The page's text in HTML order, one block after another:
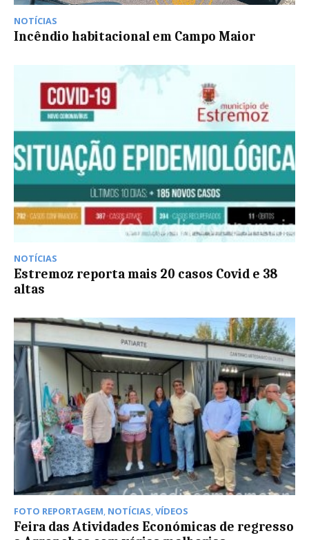
NOTÍCIAS
Incêndio habitacional em Campo Maior
NOTÍCIAS
Estremoz reporta mais 20 casos Covid e 38
altas
FOTO REPORTAGEM, NOTÍCIAS,VÍDEOS
Feira das Atividades Económicas de regresso